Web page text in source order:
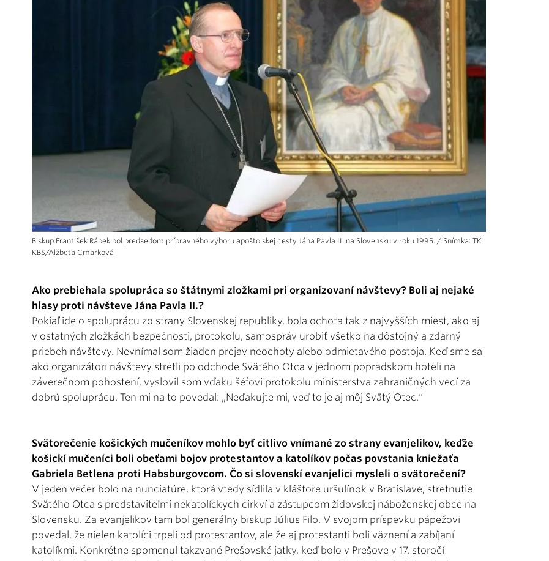
Biskup František Rábek bol predsedom prípravného výboru apoštolskej cesty Jána Pavla II. na Slovensku v roku 1995. / Snímka: TK
KBS/Alžbeta Cmarková
Ako prebiehala spolupráca so štátnymi zložkami pri organizovaní návštevy? Boli aj nejaké
hlasy proti návšteve Jána Pavla II.?
Pokiaľ ide o spoluprácu zo strany Slovenskej republiky, bola ochota tak z najvyšších miest, ako aj
v ostatných zložkách bezpečnosti, protokolu, samospráv urobiť všetko na dôstojný a zdarný
priebeh návštevy. Nevnímal som žiaden prejav neochoty alebo odmietavého postoja. Keď sme sa
ako organizátori návštevy stretli po odchode Svätého Otca v jednom popradskom hoteli na
záverečnom pohostení, vyslovil som vďaku šéfovi protokolu ministerstva zahraničných vecí za
dobrú spoluprácu. Ten mi na to povedal: „Neďakujte mi, veď to je aj môj Svätý Otec.“
Svätorečenie košických mučeníkov mohlo byť citlivo vnímané zo strany evanjelikov, keďže
košickí mučeníci boli obeťami bojov protestantov a katolíkov počas povstania kniežaťa
Gabriela Betlena proti Habsburgovcom. Čo si slovenskí evanjelici mysleli o svätorečení?
V jeden večer bolo na nunciatúre, ktorá vtedy sídlila v kláštore uršulínok v Bratislave, stretnutie
Svätého Otca s predstaviteľmi nekatolíckych cirkví a zástupcom židovskej náboženskej obce na
Slovensku. Za evanjelikov tam bol generálny biskup Július Filo. V svojom príspevku pápežovi
povedal, že nielen katolíci trpeli od protestantov, ale že aj protestanti boli väznení a zabíjaní
katolíkmi. Konkrétne spomenul takzvané Prešovské jatky, keď bolo v Prešove v 17. storočí